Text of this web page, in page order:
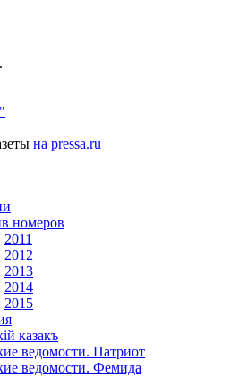
на pressa.ru
номеров
2011
2012
2013
2014
2015
казакъ
ведомости. Патриот
ведомости. Фемида